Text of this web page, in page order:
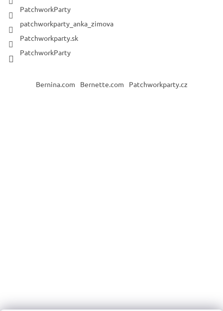
PatchworkParty
patchworkparty_anka_zimova
Patchworkparty.sk
PatchworkParty
Bernina.com Bernette.com Patchworkparty.cz